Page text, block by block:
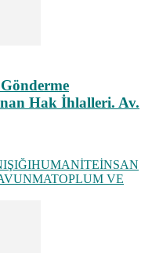
Hak İhlalleri. Av.
HUMANİTEİNSAN
TOPLUM VE